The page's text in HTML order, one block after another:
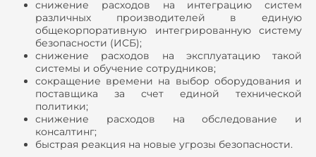
снижение расходов на интеграцию систем
различных производителей в единую
общекорпоративную интегрированную систему
безопасности (ИСБ);
снижение расходов на эксплуатацию такой
системы и обучение сотрудников;
сокращение времени на выбор оборудования и
поставщика за счет единой технической
политики;
снижение расходов на обследование и
консалтинг;
быстрая реакция на новые угрозы безопасности.